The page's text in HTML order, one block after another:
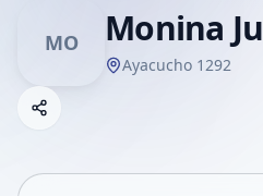
MO Monina
Ayacucho 1292
Compartir empresa